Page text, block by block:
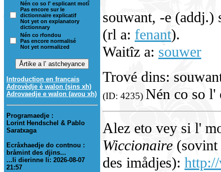
Nén co so l' esplicant motî
Pas encore sur le
dictionnaire explicatif
Not yet on explanatory
dictionnary
Nén co rfondou
Pas encore normalisé
Not yet normalized
Introduction en français
Adrovèdje è walon (sins xh)
Adrovaedje e walon (avou xh)
Programaedje :
Lorint Hendschel & Pablo
Saratxaga
Ecråxhaedje do contnou :
bråmint des djins...
...li dierinne li: 2026-08-07
21:57
souwant, -e (addj.)
(rl a: fenant).
Waitîz a: souwer
Trové dins:
(ID: 4235) Nén co so l'
Alez eto vey si l'
Wiccionaire (sovint
des imådjes):